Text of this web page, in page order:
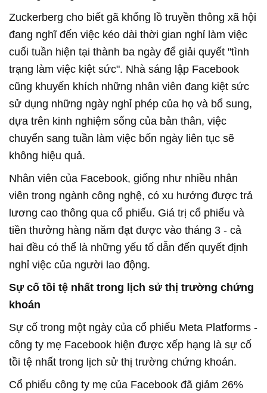
Zuckerberg cho biết gã khổng lồ truyền thông xã hội
đang nghĩ đến việc kéo dài thời gian nghỉ làm việc
cuối tuần hiện tại thành ba ngày để giải quyết "tình
trạng làm việc kiệt sức". Nhà sáng lập Facebook
cũng khuyến khích những nhân viên đang kiệt sức
sử dụng những ngày nghỉ phép của họ và bổ sung,
dựa trên kinh nghiệm sống của bản thân, việc
chuyển sang tuần làm việc bốn ngày liên tục sẽ
không hiệu quả.
Nhân viên của Facebook, giống như nhiều nhân
viên trong ngành công nghệ, có xu hướng được trả
lương cao thông qua cổ phiếu. Giá trị cổ phiếu và
tiền thưởng hàng năm đạt được vào tháng 3 - cả
hai đều có thể là những yếu tố dẫn đến quyết định
nghỉ việc của người lao động.
Sự cố tồi tệ nhất trong lịch sử thị trường chứng
khoán
Sự cố trong một ngày của cổ phiếu Meta Platforms -
công ty mẹ Facebook hiện được xếp hạng là sự cố
tồi tệ nhất trong lịch sử thị trường chứng khoán.
Cổ phiếu công ty mẹ của Facebook đã giảm 26%